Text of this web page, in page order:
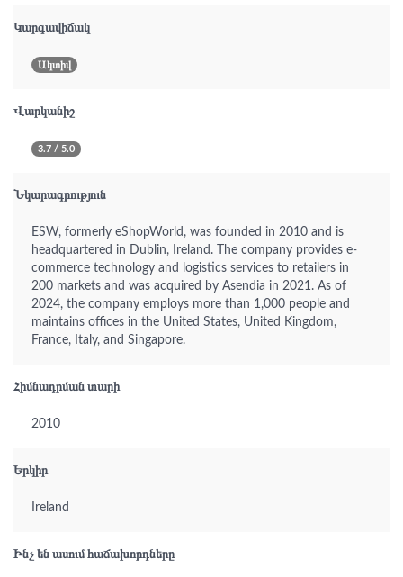
Կարգավիճակ
Ակտիվ
Վարկանիշ
3.7 / 5.0
Նկարագրություն
ESW, formerly eShopWorld, was founded in 2010 and is
headquartered in Dublin, Ireland. The company provides e-
commerce technology and logistics services to retailers in
200 markets and was acquired by Asendia in 2021. As of
2024, the company employs more than 1,000 people and
maintains offices in the United States, United Kingdom,
France, Italy, and Singapore.
Հիմնադրման տարի
2010
Երկիր
Ireland
Ինչ են ասում հաճախորդները